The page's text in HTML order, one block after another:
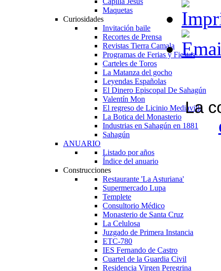
Maquetas
Curiosidades
Invitación baile
Recortes de Prensa
Revistas Tierra Camala
Programas de Ferias y Fiestas
Carteles de Toros
La Matanza del gocho
Leyendas Españolas
El Dinero Episcopal De Sahagún
Valentín Mon
El regreso de Licinio Mediavilla
La Botica del Monasterio
Industrias en Sahagún en 1881
Sahagún
ANUARIO
Listado por años
Índice del anuario
Construcciones
Restaurante 'La Asturiana'
Supermercado Lupa
Templete
Consultorio Médico
Monasterio de Santa Cruz
La Celulosa
Juzgado de Primera Instancia
ETC-780
IES Fernando de Castro
Cuartel de la Guardia Civil
Residencia Virgen Peregrina
La